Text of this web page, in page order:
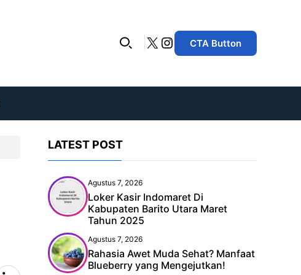
X Instagram
CTA Button
LATEST POST
Agustus 7, 2026
Loker Kasir Indomaret Di
Kabupaten Barito Utara Maret
Tahun 2025
Agustus 7, 2026
Rahasia Awet Muda Sehat? Manfaat
Blueberry yang Mengejutkan!